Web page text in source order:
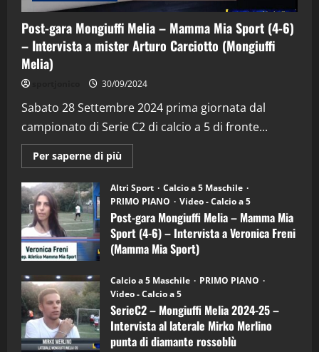
Post-gara Mongiuffi Melia – Mamma Mia Sport (4-6)
– Intervista a mister Arturo Carciotto (Mongiuffi
Melia)
30/09/2024
Sabato 28 Settembre 2024 prima giornata dal
campionato di Serie C2 di calcio a 5 di fronte...
Per saperne di più
informazioni
Post-
gara
Mongiuffi
Melia
–
Mamma
Mia
Sport
6)
–
Intervista
a
mister
Arturo
Carciotto
(Mongiuffi
Altri Sport
Calcio a 5 Maschile
PRIMO PIANO
Video - Calcio a 5
Post-gara Mongiuffi Melia – Mamma Mia
Sport (4-6) – Intervista a Veronica Freni
(Mamma Mia Sport)
Calcio a 5 Maschile
PRIMO PIANO
Video - Calcio a 5
SerieC2 – Mongiuffi Melia 2024-25 –
Intervista al laterale Mirko Merlino
punta di diamante rossoblù
2
“SportEmpire” in Podcast: 29^ Puntata
(Martedi 28 Aprile 2026)
28/04/2026
3
"SportEmpire" in Podcast
“SportEmpire” in Podcast: 28^ Puntata
(Martedi 21 Aprile 2026)
21/04/2026
4
“SportEmpire” in Podcast: 27^ Puntata
(Martedi 14 Aprile 2026)
15/04/2026